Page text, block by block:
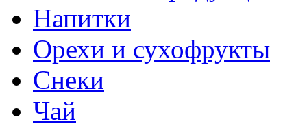
Напитки
Орехи и сухофрукты
Снеки
Чай